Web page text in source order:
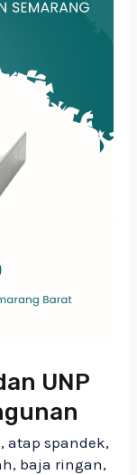
UNP
,atap spandek,
, baja ringan,